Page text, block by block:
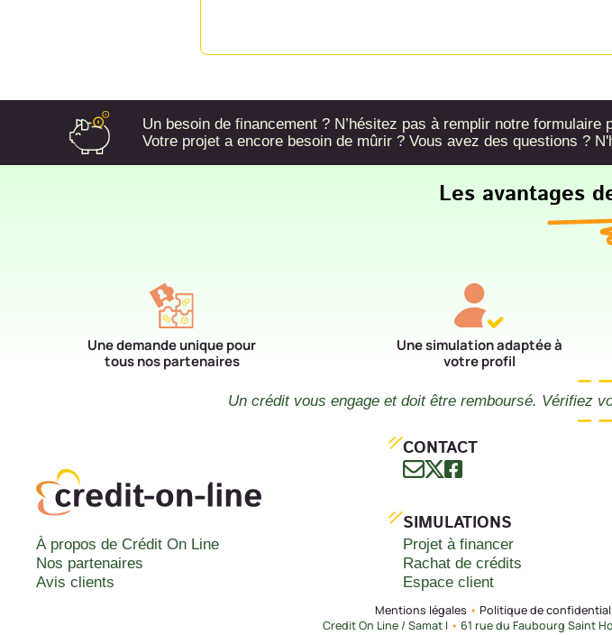
Un besoin de financement ? N’hésitez pas à remplir notre
Votre projet a encore besoin de mûrir ? Vous avez des questions ?
Les avantages
Une demande unique pour
tous nos partenaires
Une simulation adaptée à
votre profil
Un crédit vous engage et doit être remboursé. Vérifiez
À propos de Crédit On Line
Nos partenaires
Avis clients
CONTACT
SIMULATIONS
Projet à financer
Rachat de crédits
Espace client
Mentions légales • Politique de
Credit On Line / Samat I • 61 rue du Faubourg Saint